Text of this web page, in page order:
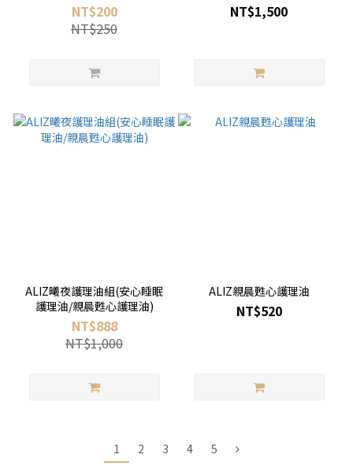
NT$200
NT$250
NT$1,500
ALIZ曦夜護理油組(安心睡眠
護理油/親晨甦心護理油)
NT$888
NT$1,000
ALIZ親晨甦心護理油
NT$520
1 2 3 4 5